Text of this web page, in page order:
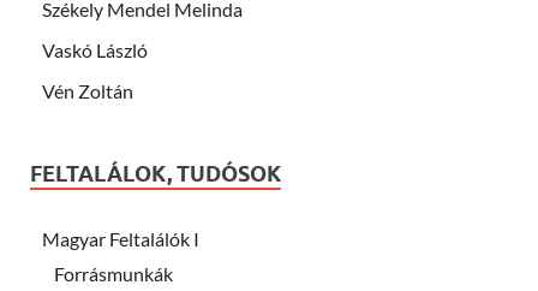
Székely Mendel Melinda
Vaskó László
Vén Zoltán
FELTALÁLOK, TUDÓSOK
Magyar Feltalálók I
Forrásmunkák